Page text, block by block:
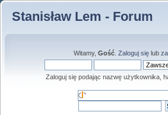
Stanisław Lem - Forum
Witamy, Gość. Zaloguj sięlub
Zaloguj się podając nazwę użytkownika,